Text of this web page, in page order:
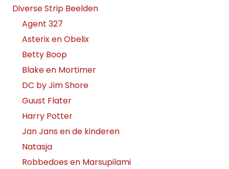
Diverse Strip Beelden
Agent 327
Asterix en Obelix
Betty Boop
Blake en Mortimer
DC by Jim Shore
Guust Flater
Harry Potter
Jan Jans en de kinderen
Natasja
Robbedoes en Marsupilami